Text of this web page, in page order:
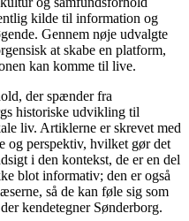
kilde til information og
Gennem nøje udvalgte
at skabe en platform,
kan komme til live.
der spænder fra
historiske udvikling til
liv. Artiklerne er skrevet med
og perspektiv, hvilket gør det
i den kontekst, de er en del
blot informativ; den er også
så de kan føle sig som
kendetegner Sønderborg.